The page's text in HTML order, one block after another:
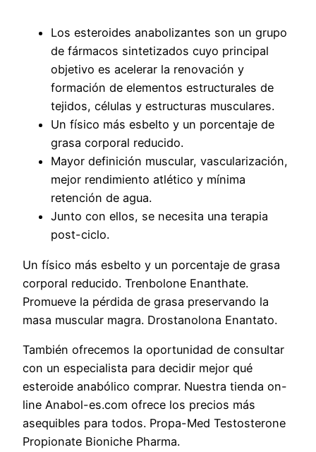
Los esteroides anabolizantes son un grupo
de fármacos sintetizados cuyo principal
objetivo es acelerar la renovación y
formación de elementos estructurales de
tejidos, células y estructuras musculares.
Un físico más esbelto y un porcentaje de
grasa corporal reducido.
Mayor definición muscular, vascularización,
mejor rendimiento atlético y mínima
retención de agua.
Junto con ellos, se necesita una terapia
post-ciclo.
Un físico más esbelto y un porcentaje de grasa
corporal reducido. Trenbolone Enanthate.
Promueve la pérdida de grasa preservando la
masa muscular magra. Drostanolona Enantato.
También ofrecemos la oportunidad de consultar
con un especialista para decidir mejor qué
esteroide anabólico comprar. Nuestra tienda on-
line Anabol-es.com ofrece los precios más
asequibles para todos. Propa-Med Testosterone
Propionate Bioniche Pharma.